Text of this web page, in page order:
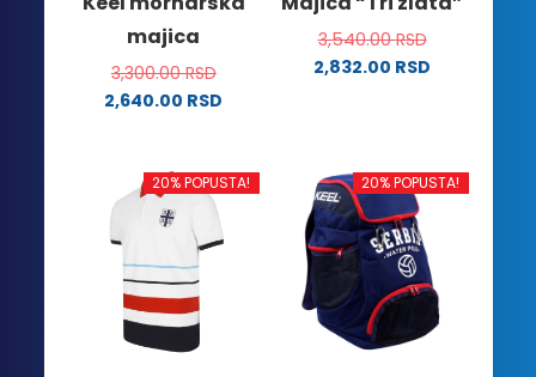
stranici
proizvoda.
stranici
proizvoda.
majica
3,300.00RSD
2,640.00 RSD
ima
više
varijanti.
Opcije
mogu
biti
izabrane
3,540.00RSD
2,832.00 RSD
više
varijanti.
Opcije
mogu
biti
izabrane
na
20% POPUSTA! 20% POPUSTA!